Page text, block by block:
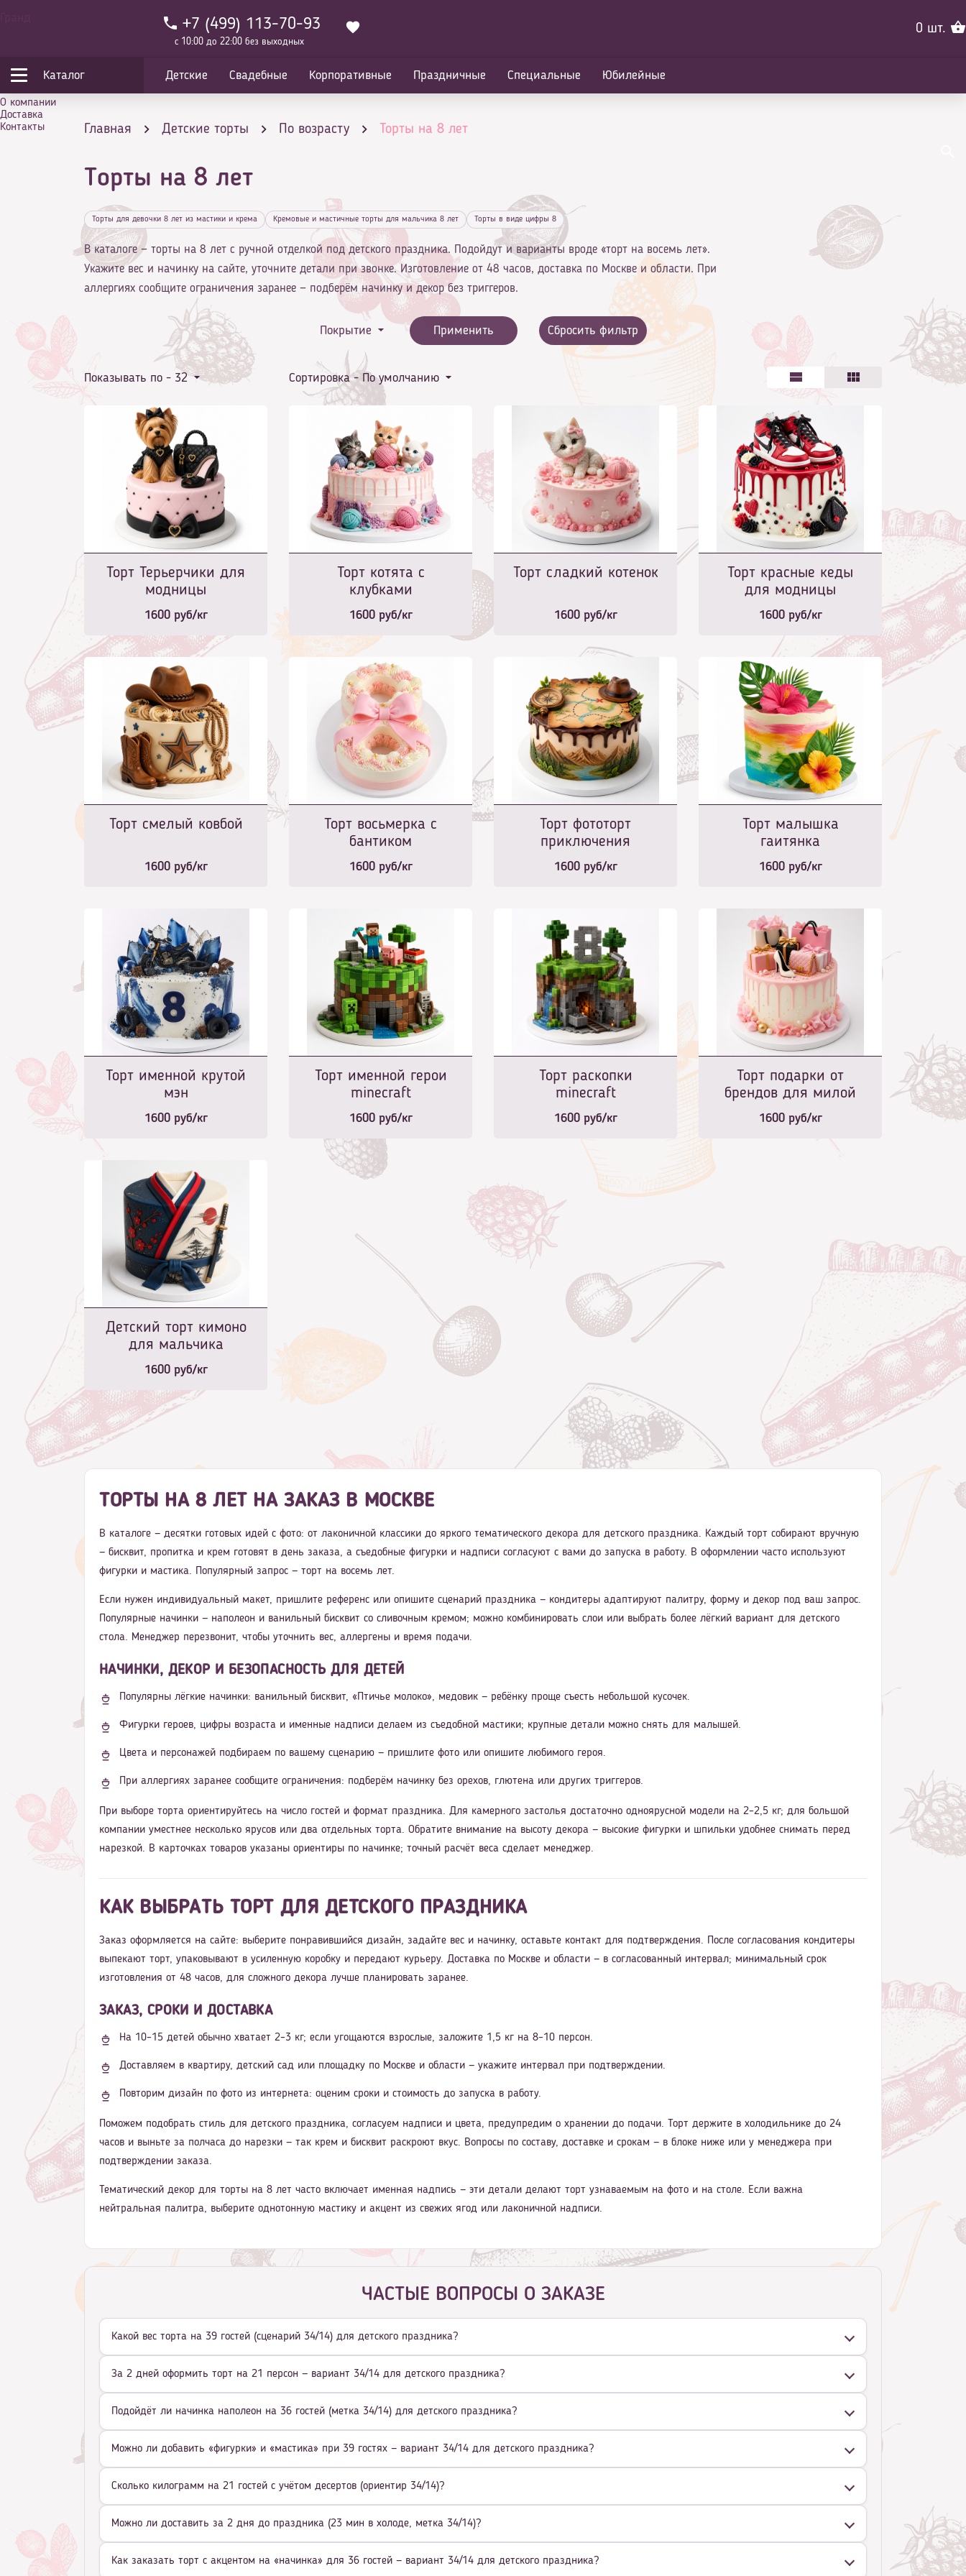
+7 (499) 113-70-93
с 10:00 до 22:00 без выходных
0 шт.
Каталог Детские Свадебные Корпоративные Праздничные Специальные Юбилейные
О компании
Доставка
Контакты
Главная Детские торты По возрасту Торты на 8 лет
Торты на 8 лет
Торты для девочки 8 лет из мастики и крема Кремовые и мастичные торты для мальчика 8 лет Торты в виде цифры 8
В каталоге — торты на 8 лет с ручной отделкой под детского праздника. Подойдут и варианты вроде «торт на восемь лет».
Укажите вес и начинку на сайте, уточните детали при звонке. Изготовление от 48 часов, доставка по Москве и области. При
аллергиях сообщите ограничения заранее — подберём начинку и декор без триггеров.
Покрытие Применить Сбросить фильтр
Показывать по - 32 Сортировка -По умолчанию
Торт Терьерчики для
модницы
1600руб/кг
Торт котята с
клубками
1600руб/кг
Торт сладкий котенок
1600руб/кг
Торт красные кеды
для модницы
1600руб/кг
Торт смелый ковбой
1600руб/кг
Торт восьмерка с
бантиком
1600руб/кг
Торт фототорт
приключения
1600руб/кг
Торт малышка
гаитянка
1600руб/кг
Торт именной крутой
мэн
1600руб/кг
Торт именной герои
minecraft
1600руб/кг
Торт раскопки
minecraft
1600руб/кг
Торт подарки от
брендов для милой
модницы
1600руб/кг
Детский торт кимоно
для мальчика
1600руб/кг
ТОРТЫ НА 8 ЛЕТ НА ЗАКАЗ В МОСКВЕ
В каталоге — десятки готовых идей с фото: от лаконичной классики до яркого тематического декора для детского праздника. Каждый торт собирают вручную
— бисквит, пропитка и крем готовят в день заказа, а съедобные фигурки и надписи согласуют с вами до запуска в работу. В оформлении часто используют
фигурки и мастика. Популярный запрос — торт на восемь лет.
Если нужен индивидуальный макет, пришлите референс или опишите сценарий праздника — кондитеры адаптируют палитру, форму и декор под ваш запрос.
Популярные начинки — наполеон и ванильный бисквит со сливочным кремом; можно комбинировать слои или выбрать более лёгкий вариант для детского
стола. Менеджер перезвонит, чтобы уточнить вес, аллергены и время подачи.
НАЧИНКИ, ДЕКОР И БЕЗОПАСНОСТЬ ДЛЯ ДЕТЕЙ
Популярны лёгкие начинки: ванильный бисквит, «Птичье молоко», медовик — ребёнку проще съесть небольшой кусочек.
Фигурки героев, цифры возраста и именные надписи делаем из съедобной мастики; крупные детали можно снять для малышей.
Цвета и персонажей подбираем по вашему сценарию — пришлите фото или опишите любимого героя.
При аллергиях заранее сообщите ограничения: подберём начинку без орехов, глютена или других триггеров.
При выборе торта ориентируйтесь на число гостей и формат праздника. Для камерного застолья достаточно одноярусной модели на 2–2,5 кг; для большой
компании уместнее несколько ярусов или два отдельных торта. Обратите внимание на высоту декора — высокие фигурки и шпильки удобнее снимать перед
нарезкой. В карточках товаров указаны ориентиры по начинке; точный расчёт веса сделает менеджер.
КАК ВЫБРАТЬ ТОРТ ДЛЯ ДЕТСКОГО ПРАЗДНИКА
Заказ оформляется на сайте: выберите понравившийся дизайн, задайте вес и начинку, оставьте контакт для подтверждения. После согласования кондитеры
выпекают торт, упаковывают в усиленную коробку и передают курьеру. Доставка по Москве и области — в согласованный интервал; минимальный срок
изготовления от 48 часов, для сложного декора лучше планировать заранее.
ЗАКАЗ, СРОКИ И ДОСТАВКА
На 10–15 детей обычно хватает 2–3 кг; если угощаются взрослые, заложите 1,5 кг на 8–10 персон.
Доставляем в квартиру, детский сад или площадку по Москве и области — укажите интервал при подтверждении.
Повторим дизайн по фото из интернета: оценим сроки и стоимость до запуска в работу.
Поможем подобрать стиль для детского праздника, согласуем надписи и цвета, предупредим о хранении до подачи. Торт держите в холодильнике до 24
часов и выньте за полчаса до нарезки — так крем и бисквит раскроют вкус. Вопросы по составу, доставке и срокам — в блоке ниже или у менеджера при
подтверждении заказа.
Тематический декор для торты на 8 лет часто включает именная надпись — эти детали делают торт узнаваемым на фото и на столе. Если важна
нейтральная палитра, выберите однотонную мастику и акцент из свежих ягод или лаконичной надписи.
ЧАСТЫЕ ВОПРОСЫ О ЗАКАЗЕ
Какой вес торта на 39 гостей (сценарий 34/14) для детского праздника?
За 2 дней оформить торт на 21 персон — вариант 34/14 для детского праздника?
Подойдёт ли начинка наполеон на 36 гостей (метка 34/14) для детского праздника?
Можно ли добавить «фигурки» и «мастика» при 39 гостях — вариант 34/14 для детского праздника?
Сколько килограмм на 21 гостей с учётом десертов (ориентир 34/14)?
Можно ли доставить за 2 дня до праздника (23 мин в холоде, метка 34/14)?
Как заказать торт с акцентом на «начинка» для 36 гостей — вариант 34/14 для детского праздника?